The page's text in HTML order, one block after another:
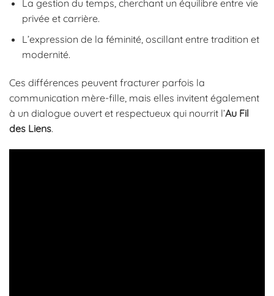
La gestion du temps, cherchant un équilibre entre vie
privée et carrière.
L’expression de la féminité, oscillant entre tradition et
modernité.
Ces différences peuvent fracturer parfois la
communication mère-fille, mais elles invitent également
à un dialogue ouvert et respectueux qui nourrit l’Au Fil
des Liens.